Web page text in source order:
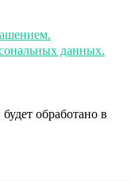
данных.
обработано в